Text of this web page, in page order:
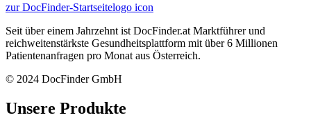
zur DocFinder-Startseitelogo icon
Seit über einem Jahrzehnt ist DocFinder.at Marktführer und
reichweitenstärkste Gesundheitsplattform mit über 6 Millionen
Patientenanfragen pro Monat aus Österreich.
© 2024 DocFinder GmbH
Unsere Produkte